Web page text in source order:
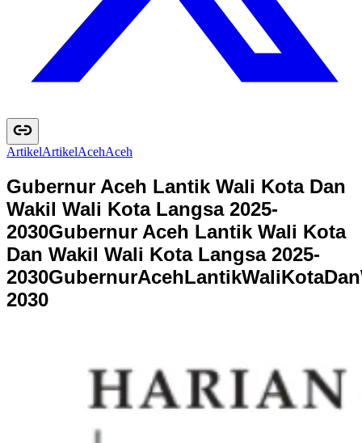
ArtikelArtikelAcehAceh
Gubernur Aceh Lantik Wali Kota Dan
Wakil Wali Kota Langsa 2025-
2030Gubernur Aceh Lantik Wali Kota
Dan Wakil Wali Kota Langsa 2025-
2030GubernurAcehLantikWaliKotaDan
2030